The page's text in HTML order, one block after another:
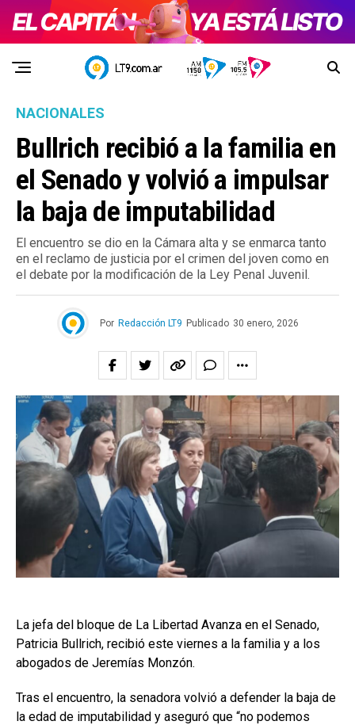
NACIONALES
Bullrich recibió a la familia en
el Senado y volvió a impulsar
la baja de imputabilidad
El encuentro se dio en la Cámara alta y se enmarca tanto
en el reclamo de justicia por el crimen del joven como en
el debate por la modificación de la Ley Penal Juvenil.
Por Redacción LT9 Publicado 30 enero, 2026
La jefa del bloque de La Libertad Avanza en el Senado,
Patricia Bullrich, recibió este viernes a la familia y a los
abogados de Jeremías Monzón.
Tras el encuentro, la senadora volvió a defender la baja de
la edad de imputabilidad y aseguró que “no podemos